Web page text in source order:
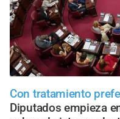
Con tratamiento
Diputados empieza